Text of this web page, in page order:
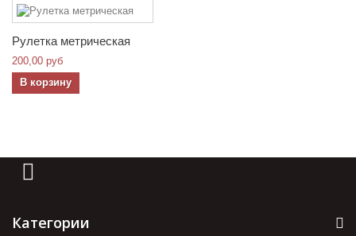
Рулетка метрическая
200,00 руб
В корзину
Категории